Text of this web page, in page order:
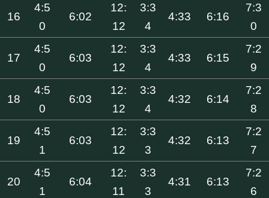
16
4:5
0
6:02
12:
12
3:3
4
4:33 6:16
7:3
0
17
4:5
0
6:03
12:
12
3:3
4
4:33 6:15
7:2
9
18
4:5
0
6:03
12:
12
3:3
4
4:32 6:14
7:2
8
19
4:5
1
6:03
12:
12
3:3
3
4:32 6:13
7:2
7
20
4:5
1
6:04
12:
11
3:3
3
4:31 6:13
7:2
6